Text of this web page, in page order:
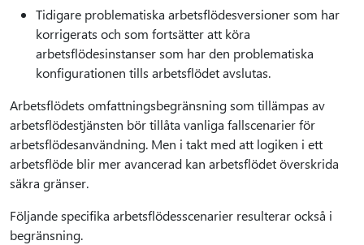
Tidigare problematiska arbetsflödesversioner som har
korrigerats och som fortsätter att köra
arbetsflödesinstanser som har den problematiska
konfigurationen tills arbetsflödet avslutas.
Arbetsflödets omfattningsbegränsning som tillämpas av
arbetsflödestjänsten bör tillåta vanliga fallscenarier för
arbetsflödesanvändning. Men i takt med att logiken i ett
arbetsflöde blir mer avancerad kan arbetsflödet överskrida
säkra gränser.
Följande specifika arbetsflödesscenarier resulterar också i
begränsning.